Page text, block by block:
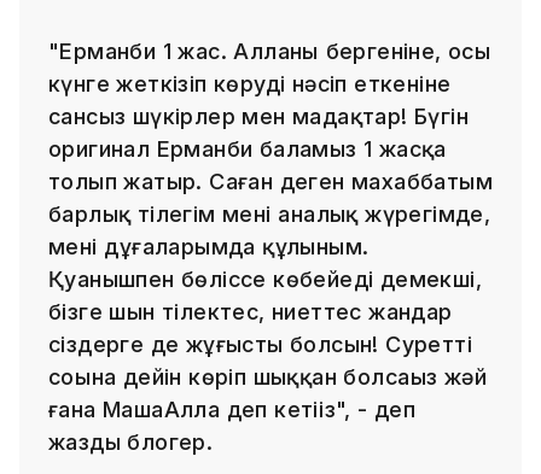
"Ерманби 1 жас. Алланың бергеніне, осы
күнге жеткізіп көруді нәсіп еткеніне
сансыз шүкірлер мен мадақтар! Бүгін
оригинал Ерманби баламыз 1 жасқа
толып жатыр. Саған деген махаббатым
барлық тілегім менің аналық жүрегімде,
менің дұғаларымда құлыным.
Қуанышпен бөліссе көбейеді демекші,
бізге шын тілектес, ниеттес жандар
сіздерге де жұғысты болсын! Суретті
соңына дейін көріп шыққан болсаңыз жәй
ғана МашаАлла деп кетіңіз", - деп
жазды блогер.